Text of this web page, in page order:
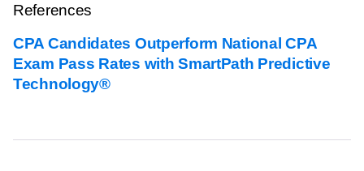
References
CPA Candidates Outperform National CPA
Exam Pass Rates with SmartPath Predictive
Technology®